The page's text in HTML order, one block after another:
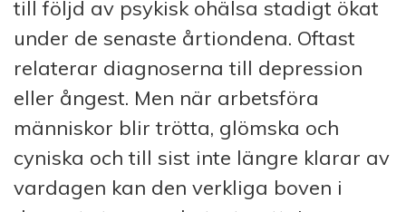
till följd av psykisk ohälsa stadigt ökat
under de senaste årtiondena. Oftast
relaterar diagnoserna till depression
eller ångest. Men när arbetsföra
människor blir trötta, glömska och
cyniska och till sist inte längre klarar av
vardagen kan den verkliga boven i